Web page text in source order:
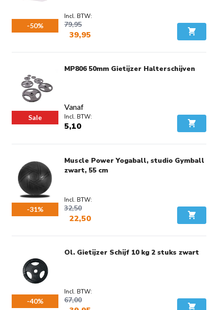
-50%
39,95
79,95
In
Sale
MP806 50mm Gietijzer Halterschijven
Vanaf
5,10 In
-31%
Muscle Power Yogaball, studio Gymball
zwart, 55 cm
22,50
32,50
In
-40%
Ol. Gietijzer Schijf 10 kg 2 stuks zwart
67,00